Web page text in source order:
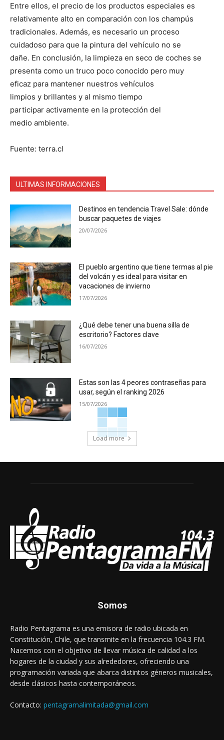
Entre ellos, el precio de los productos especiales es
relativamente alto en comparación con los champús
tradicionales. Además, es necesario un proceso
cuidadoso para que la pintura del vehículo no se
dañe. En conclusión, la limpieza en seco de coches se
presenta como un truco poco conocido pero muy
eficaz para mantener nuestros vehículos
limpios y brillantes y al mismo tiempo
participar activamente en la protección del
medio ambiente.
Fuente: terra.cl
ULTIMAS INFORMACIONES
Destinos en tendencia Travel Sale: dónde
buscar paquetes de viajes
20/07/2026
El pueblo argentino que tiene termas al pie
del volcán y es ideal para visitar en
vacaciones de invierno
17/07/2026
¿Qué debe tener una buena silla de
escritorio? Factores clave
16/07/2026
Estas son las 4 peores contraseñas para
usar, según el ranking 2026
15/07/2026
Load more
Somos
Radio Pentagrama es una emisora de radio ubicada en
Constitución, Chile, que transmite en la frecuencia 104.3 FM.
Nacemos con el objetivo de llevar música de calidad a los
hogares de la ciudad y sus alrededores, ofreciendo una
programación variada que abarca distintos géneros musicales,
desde clásicos hasta contemporáneos.
Contacto: pentagramalimitada@gmail.com